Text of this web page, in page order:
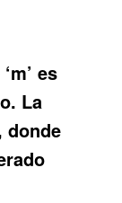
es
La
donde